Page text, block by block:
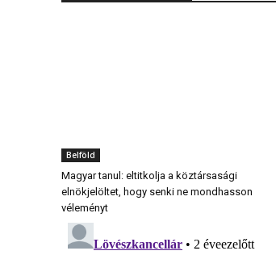
Belföld
Magyar tanul: eltitkolja a köztársasági
elnökjelöltet, hogy senki ne mondhasson
véleményt